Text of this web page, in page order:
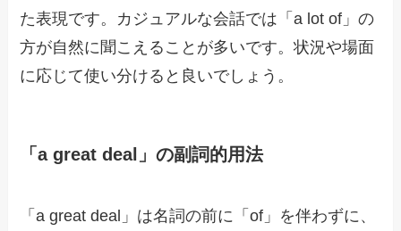
た表現です。カジュアルな会話では「a lot of」の
方が自然に聞こえることが多いです。状況や場面
に応じて使い分けると良いでしょう。
「a great deal」の副詞的用法
「a great deal」は名詞の前に「of」を伴わずに、